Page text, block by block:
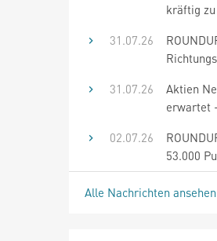
kräftig zu
31.07.26
31.07.26
Aktien
erwartet
02.07.26
53.000
Alle Nachrichten ansehen